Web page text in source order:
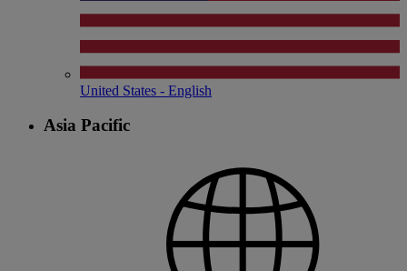
United States - English
Asia Pacific